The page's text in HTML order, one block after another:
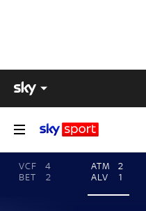
VCF
4
BET
2
ATM
2
ALV
1